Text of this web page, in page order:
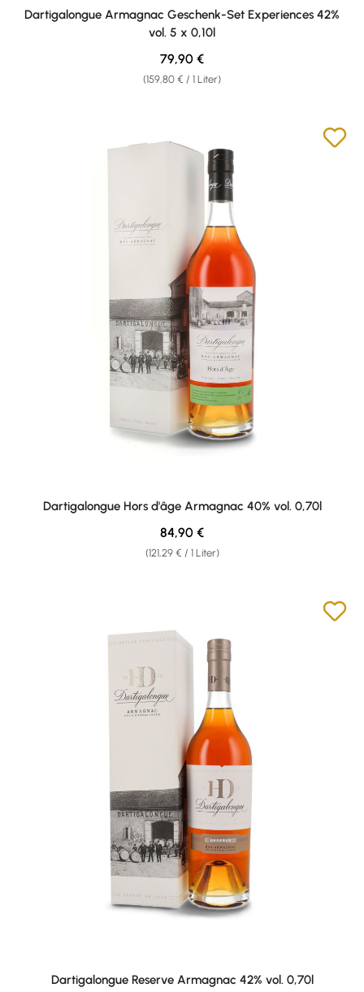
Dartigalongue Armagnac Geschenk-Set Experiences 42%
vol. 5 x 0,10l
(159,80 € / 1 Liter)
Regulärer Preis:
79,90 €
Dartigalongue Hors d'âge Armagnac 40% vol. 0,70l
(121,29 € / 1 Liter)
Regulärer Preis:
84,90 €
Dartigalongue Reserve Armagnac 42% vol. 0,70l